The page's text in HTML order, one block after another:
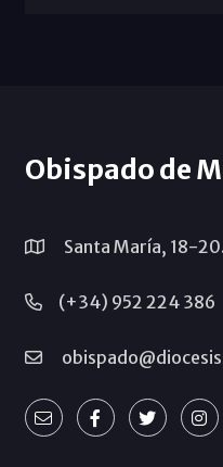
Obispado de
Santa María, 18-
(+34) 952 224 386